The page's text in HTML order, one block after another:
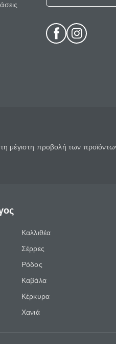
μέγιστη προβολή των
Καλλιθέα
Σέρρες
Ρόδος
Καβάλα
Κέρκυρα
Χανιά